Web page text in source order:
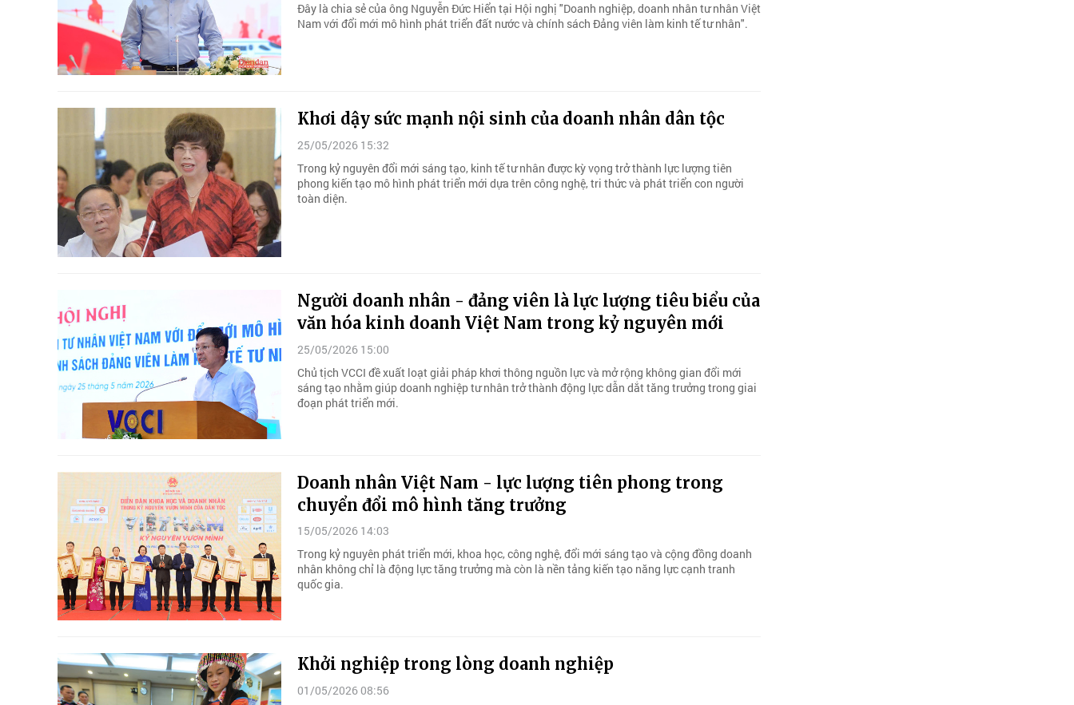
Đây là chia sẻ của ông Nguyễn Đức Hiển tại Hội nghị "Doanh nghiệp, doanh nhân tư nhân Việt
Nam với đổi mới mô hình phát triển đất nước và chính sách Đảng viên làm kinh tế tư nhân".
Khơi dậy sức mạnh nội sinh của doanh nhân dân tộc
25/05/2026 15:32
Trong kỷ nguyên đổi mới sáng tạo, kinh tế tư nhân được kỳ vọng trở thành lực lượng tiên
phong kiến tạo mô hình phát triển mới dựa trên công nghệ, tri thức và phát triển con người
toàn diện.
Người doanh nhân - đảng viên là lực lượng tiêu biểu của
văn hóa kinh doanh Việt Nam trong kỷ nguyên mới
25/05/2026 15:00
Chủ tịch VCCI đề xuất loạt giải pháp khơi thông nguồn lực và mở rộng không gian đổi mới
sáng tạo nhằm giúp doanh nghiệp tư nhân trở thành động lực dẫn dắt tăng trưởng trong giai
đoạn phát triển mới.
Doanh nhân Việt Nam - lực lượng tiên phong trong
chuyển đổi mô hình tăng trưởng
15/05/2026 14:03
Trong kỷ nguyên phát triển mới, khoa học, công nghệ, đổi mới sáng tạo và cộng đồng doanh
nhân không chỉ là động lực tăng trưởng mà còn là nền tảng kiến tạo năng lực cạnh tranh
quốc gia.
Khởi nghiệp trong lòng doanh nghiệp
01/05/2026 08:56